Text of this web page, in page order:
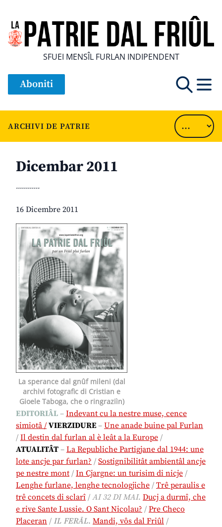
SFUEI MENSÎL FURLAN INDIPENDENT
Aboniti
ARCHIVI DE PATRIE
Dicembar 2011
............
16 Dicembre 2011
La sperance dal gnûf mileni (dal
archivi fotografic di Cristian e
Gioele Taboga, che o ringraziìn)
EDITORIÂL – Indevant cu la nestre muse, cence
simiotâ / VIERZIDURE – Une anade buine pal Furlan
/ Il destin dal furlan al è leât a la Europe /
ATUALITÂT – La Republiche Partigjane dal 1944: une
lote ancje par furlan? / Sostignibilitât ambientâl ancje
pe nestre mont / In Cjargne: un turisim di nicje /
Lenghe furlane, lenghe tecnologjiche / Trê peraulis e
trê concets di sclarî / AI 32 DI MAI. Ducj a durmî, che
e rive Sante Lussie. O Sant Nicolau? / Pre Checo
Placeran / IL FERÂL. Mandi, vôs dal Friûl /